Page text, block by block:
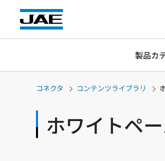
製品カ
コネクタ コンテンツライブラリ
ホワイトペ